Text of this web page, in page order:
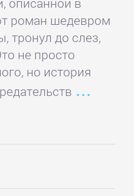
роман шедевром
тронул до слез,
не просто
но история